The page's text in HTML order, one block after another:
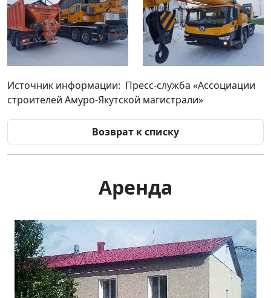
Источник информации: Пресс-служба «Ассоциации
строителей Амуро-Якутской магистрали»
Возврат к списку
Аренда